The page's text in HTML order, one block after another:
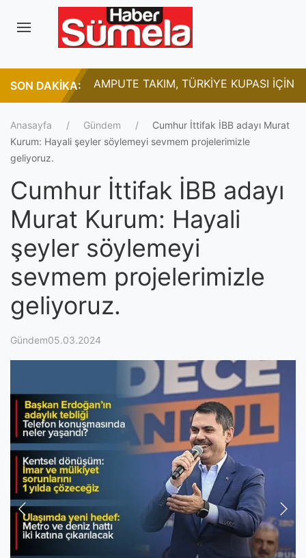
SON DAKİKA:
BİR DİRİLİŞİN
AMPUTE TAKIM, TÜRKİYE KUPASI İÇİN
SAHAYA ÇIKIYOR
Anasayfa Gündem
Cumhur İttifak İBB adayı Murat
Kurum: Hayali şeyler söylemeyi sevmem projelerimizle
geliyoruz.
Cumhur İttifak İBB adayı
Murat Kurum: Hayali
şeyler söylemeyi
sevmem projelerimizle
geliyoruz.
Gündem05.03.2024